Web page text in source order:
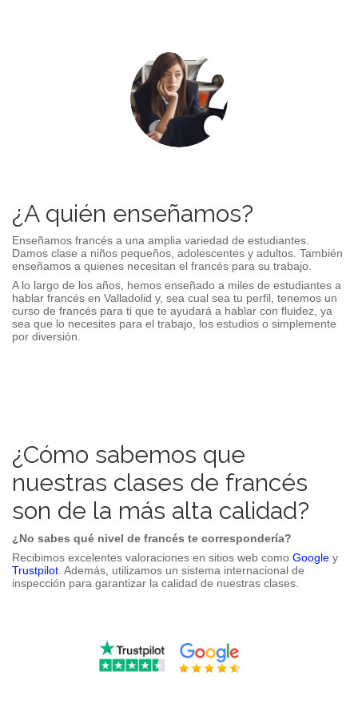
¿A quién enseñamos?
Enseñamos francés a una amplia variedad de estudiantes.
Damos clase a niños pequeños, adolescentes y adultos. También
enseñamos a quienes necesitan el francés para su trabajo.
A lo largo de los años, hemos enseñado a miles de estudiantes a
hablar francés en Valladolid y, sea cual sea tu perfil, tenemos un
curso de francés para ti que te ayudará a hablar con fluidez, ya
sea que lo necesites para el trabajo, los estudios o simplemente
por diversión.
¿Cómo sabemos que
nuestras clases de francés
son de la más alta calidad?
¿No sabes qué nivel de francés te correspondería?
Recibimos excelentes valoraciones en sitios web como Google y
Trustpilot . Además, utilizamos un sistema internacional de
inspección para garantizar la calidad de nuestras clases.